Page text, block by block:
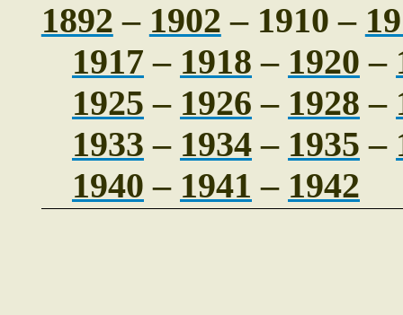
1892 – 1902 – 1910 –
1917 – 1918 – 1920 –
1925 – 1926 – 1928 –
1933 – 1934– 1935 –
1940 – 1941 – 1942